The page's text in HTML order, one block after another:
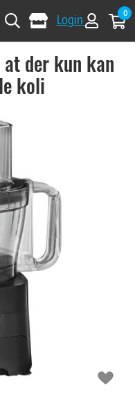
Login 0
der kun kan
koli